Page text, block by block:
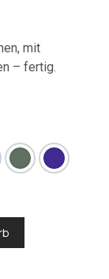
mit
– fertig.